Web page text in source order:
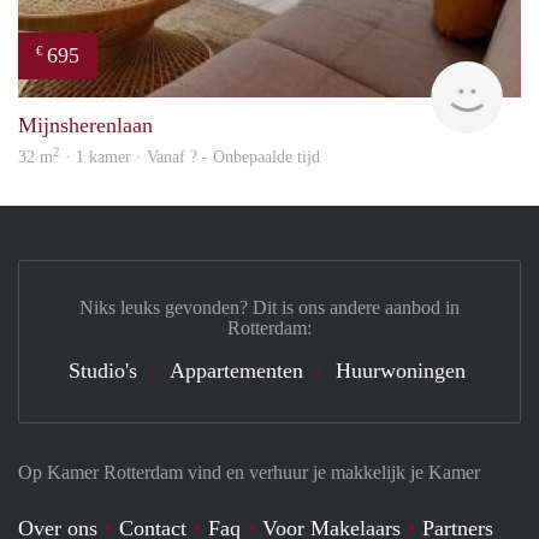
€ 695
Mijnsherenlaan
32 m2 · 1 kamer · Vanaf ? - Onbepaalde tijd
Op Kamer Rotterdam vind en verhuur je makkelijk je Kamer
Over ons Contact Faq Voor Makelaars Partners
Niks leuks gevonden? Dit is ons andere aanbod in
Rotterdam:
Studio's Appartementen Huurwoningen